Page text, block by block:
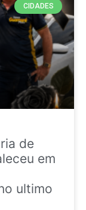
CIDADES
de
em
ultimo